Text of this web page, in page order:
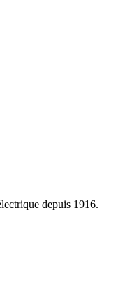
depuis 1916.